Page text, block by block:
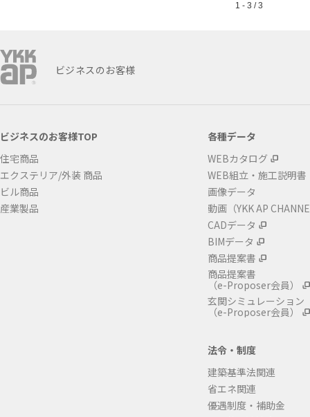
1 - 3 / 3
ビジネスのお客様
ビジネスのお客様TOP
住宅商品
エクステリア/外装 商品
ビル商品
産業製品
各種データ
WEBカタログ
WEB組立・施工説明書
画像データ
動画（YKK AP
CADデータ
BIMデータ
商品提案書
商品提案書
（e-Proposer会員）
玄関シミュレーション
（e-Proposer会員）
法令・制度
建築基準法関連
省エネ関連
優遇制度・補助金